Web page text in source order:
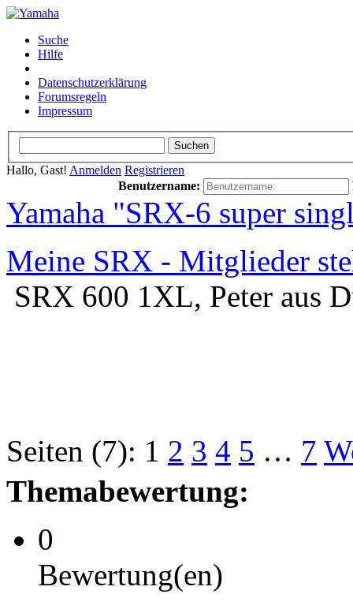
Suche
Hilfe
Datenschutzerklärung
Forumsregeln
Impressum
Hallo, Gast! Anmelden Registrieren
Benutzername:
Yamaha "SRX-6 super
Meine SRX - Mitglieder
SRX 600 1XL, Peter aus
Seiten (7): 1 2 3 4 5 … 7
Themabewertung:
0
Bewertung(en)